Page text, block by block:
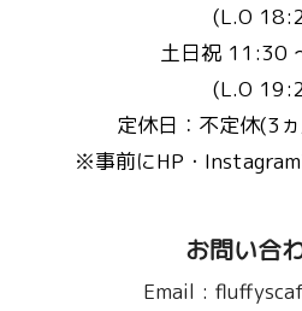
(L.O
土日祝 11:30
(L.O
定休日：不定休(3
※事前にHP・
お問い合
Email :